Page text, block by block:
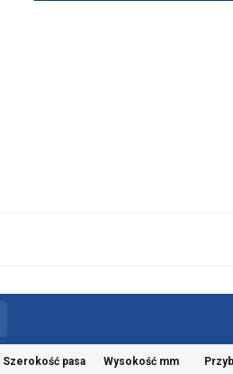
Szerokość pasa
Wysokość mm